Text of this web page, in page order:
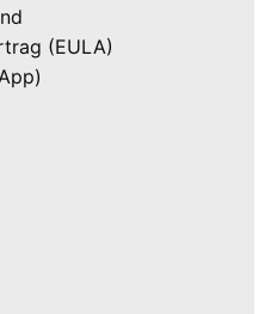
(EULA)